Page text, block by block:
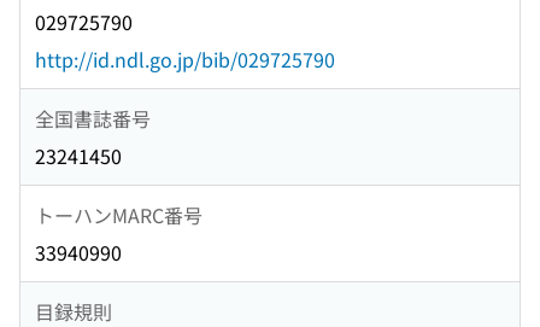
029725790
http://id.ndl.go.jp/bib/029725790
全国書誌番号
23241450
トーハンMARC番号
33940990
目録規則